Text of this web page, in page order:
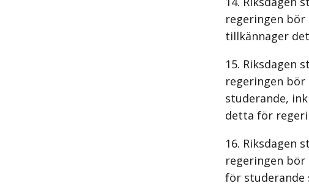
regeringen
tillkännager
Riksdagen
regeringen
studerande,
detta för
Riksdagen
regeringen
för studerande